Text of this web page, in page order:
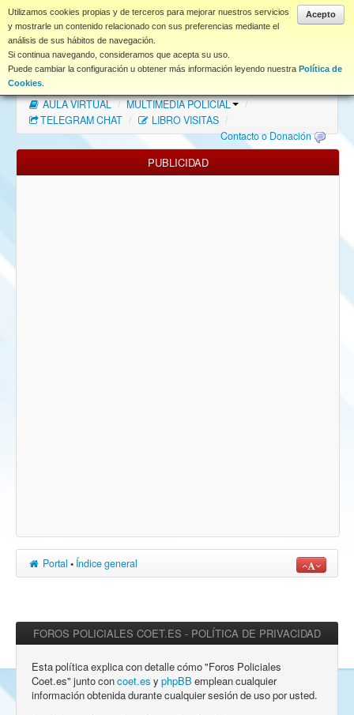
Acepto
Utilizamos cookies propias y de terceros para mejorar nuestros servicios
y mostrarle un contenido relacionado con sus preferencias mediante el
análisis de sus hábitos de navegación.
Si continua navegando, consideramos que acepta su uso.
Puede cambiar la configuración u obtener más información leyendo nuestra Política de
Cookies
www.coet.es
Portal
Índice Foros
FAQ
NORMAS FORO
Descargas
AULA VIRTUAL / MULTIMEDIA POLICIAL
/
TELEGRAM CHAT / LIBRO VISITAS /
Contacto o Donación
PUBLICIDAD
Portal • Índice general
FOROS POLICIALES COET.ES - POLÍTICA DE PRIVACIDAD
Esta política explica con detalle cómo "Foros Policiales
Coet.es" junto con coet.es y phpBB emplean cualquier
información obtenida durante cualquier sesión de uso por usted.